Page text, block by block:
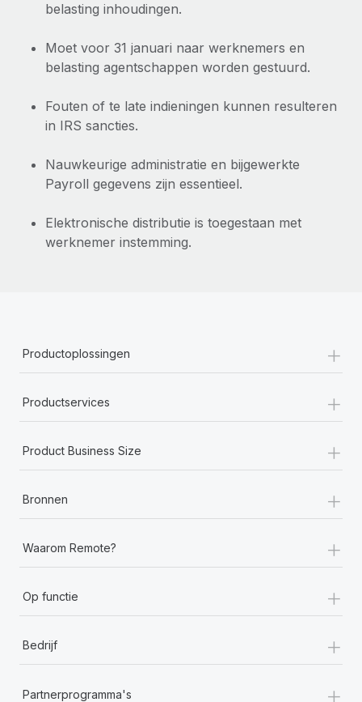
belasting inhoudingen.
Moet voor 31 januari naar werknemers en
belasting agentschappen worden gestuurd.
Fouten of te late indieningen kunnen resulteren
in IRS sancties.
Nauwkeurige administratie en bijgewerkte
Payroll gegevens zijn essentieel.
Elektronische distributie is toegestaan met
werknemer instemming.
Productoplossingen +
Productservices +
Product Business Size +
Bronnen +
Waarom Remote? +
Op functie +
Bedrijf +
Partnerprogramma's +